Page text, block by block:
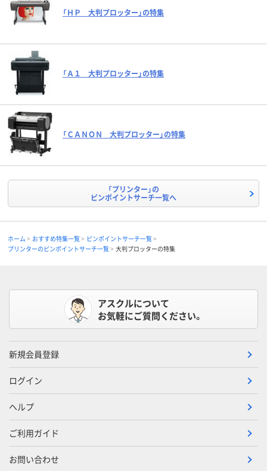
「ＨＰ 大判プロッター」の特集
「Ａ１ 大判プロッター」の特集
「ＣＡＮＯＮ 大判プロッター」の特集
「プリンター」の
ピンポイントサーチ一覧へ
ホーム おすすめ特集一覧
ピンポイントサーチ一覧
プリンターのピンポイントサーチ一覧
大判プロッターの特集
アスクルについて
お気軽にご質問ください。
新規会員登録
ログイン
ヘルプ
ご利用ガイド
お問い合わせ